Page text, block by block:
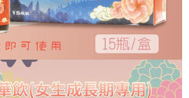
司提供之「AFTEE先享後付」服務完成之交
供個人資料，並將交易相關給付款項請求債
。
得法定代理人或監護人之同意方可使用
同意申辦者引起之損失，本公司不負相關責